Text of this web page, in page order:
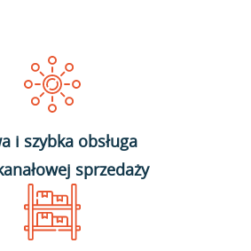
i szybka obsługa
sprzedaży